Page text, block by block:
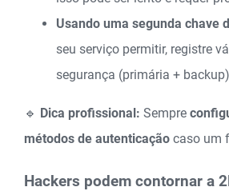
Usando uma segunda chave
seu serviço permitir, registre
segurança (primária +
🔹 Dica profissional: Sempre
métodos de autenticação caso um
Hackers podem contornar a